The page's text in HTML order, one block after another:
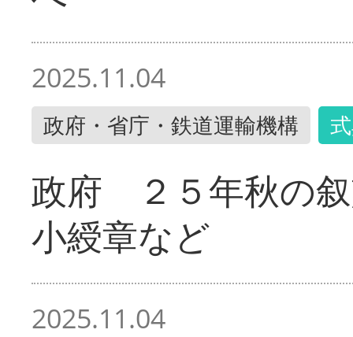
2025.11.04
政府・省庁・鉄道運輸機構
政府 ２５年秋の
小綬章など
2025.11.04